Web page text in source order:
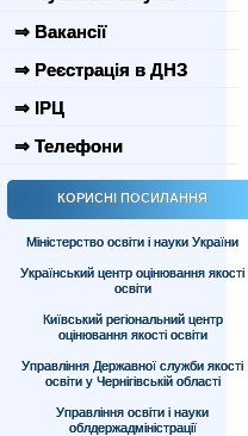
⇒ Вакансії
⇒ Реєстрація в ДНЗ
⇒ ІРЦ
⇒ Телефони
КОРИСНІ ПОСИЛАННЯ
Міністерство освіти і науки України
Український центр оцінювання якості
освіти
Київський регіональний центр
оцінювання якості освіти
Управління Державної служби якості
освіти у Чернігівській області
Управління освіти і науки
облдержадміністрації